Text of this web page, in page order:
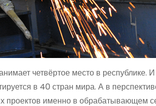
четвёртое место в республике.
в 40 стран мира. А в
именно в обрабатывающем